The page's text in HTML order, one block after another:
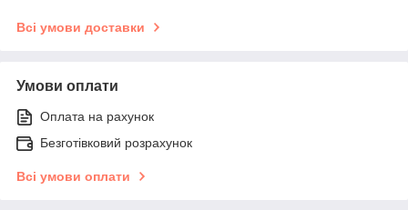
Всі умови доставки
Умови оплати
Оплата на рахунок
Безготівковий розрахунок
Всі умови оплати